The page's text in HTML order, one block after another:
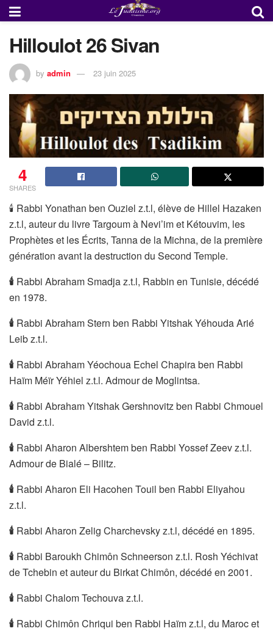
Hilloulot 26 Sivan
by admin 23 juin 2025
4
SHARES
🕯 Rabbi Yonathan ben Ouziel z.t.l, élève de Hillel Hazaken
z.t.l, auteur du livre Targoum à Nevi’im et Kétouvim, les
Prophètes et les Écrits, Tanna de la Michna, de la première
génération avant la destruction du Second Temple.
🕯 Rabbi Abraham Smadja z.t.l, Rabbin en Tunisie, décédé
en 1978.
🕯 Rabbi Abraham Stern ben Rabbi Yitshak Yéhouda Arié
Leib z.t.l.
🕯 Rabbi Abraham Yéochoua Echel Chapira ben Rabbi
Haïm Méïr Yéhiel z.t.l. Admour de Moglintsa.
🕯 Rabbi Abraham Yitshak Gershnovitz ben Rabbi Chmouel
David z.t.l.
🕯 Rabbi Aharon Albershtem ben Rabbi Yossef Zeev z.t.l.
Admour de Bialé – Bilitz.
🕯 Rabbi Aharon Eli Hacohen Touil ben Rabbi Eliyahou
z.t.l.
🕯 Rabbi Aharon Zelig Charchevsky z.t.l, décédé en 1895.
🕯 Rabbi Baroukh Chimôn Schneerson z.t.l. Rosh Yéchivat
de Tchebin et auteur du Birkat Chimôn, décédé en 2001.
🕯 Rabbi Chalom Techouva z.t.l.
🕯 Rabbi Chimôn Chriqui ben Rabbi Haïm z.t.l, du Maroc et